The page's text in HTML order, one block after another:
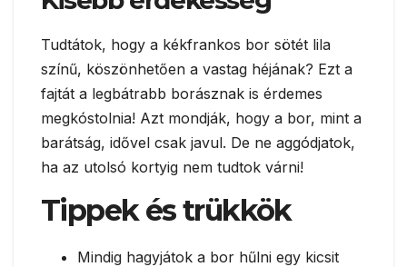
Tudtátok, hogy a kékfrankos bor sötét lila
színű, köszönhetően a vastag héjának? Ezt a
fajtát a legbátrabb borásznak is érdemes
megkóstolnia! Azt mondják, hogy a bor, mint a
barátság, idővel csak javul. De ne aggódjatok,
ha az utolsó kortyig nem tudtok várni!
Tippek és trükkök
Mindig hagyjátok a bor hűlni egy kicsit